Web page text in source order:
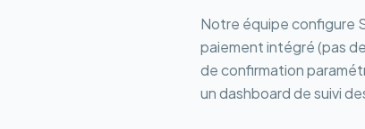
Notre équipe configure
paiement intégré (pas
de confirmation
un dashboard de suivi